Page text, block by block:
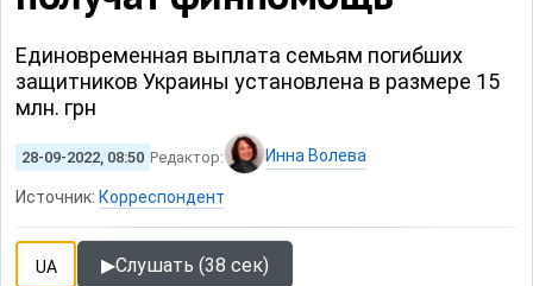
Единовременная выплата семьям погибших
защитников Украины установлена ​​в размере 15
млн. грн
28-09-2022, 08:50 Редактор: Инна Волева
Источник: Корреспондент
UA ▶Слушать (38 сек)